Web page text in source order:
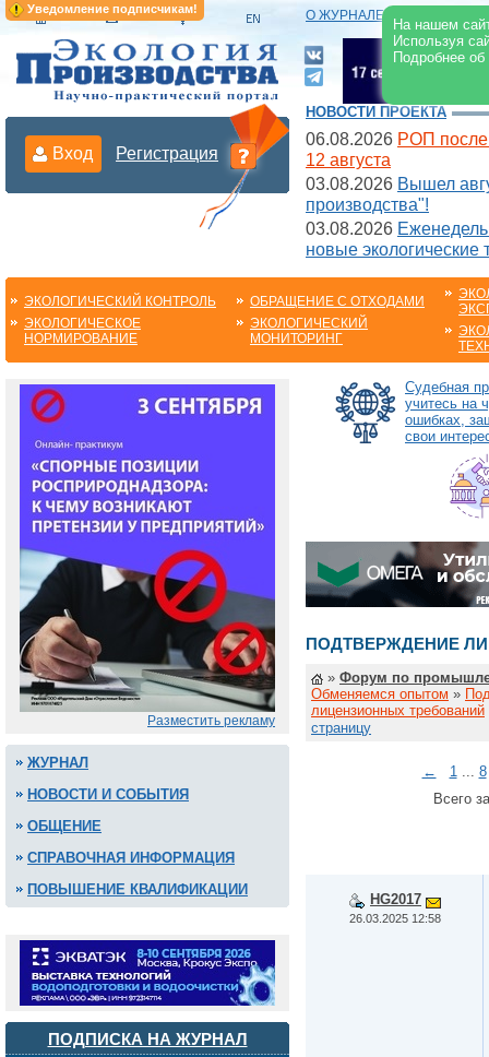
Уведомление подписчикам!
На нашем
Используя
Подробнее
О ЖУРНАЛЕ |
Вход Регистрация
НОВОСТИ ПРОЕКТА
06.08.2026 РОП после
12 августа
03.08.2026 Вышел
производства"!
03.08.2026
новые экологические
ЭКОЛОГИЧЕСКИЙ КОНТРОЛЬ
ЭКОЛОГИЧЕСКОЕ
НОРМИРОВАНИЕ
ОБРАЩЕНИЕ С ОТХОДАМИ
ЭКОЛОГИЧЕСКИЙ
МОНИТОРИНГ
Разместить рекламу
ЖУРНАЛ
НОВОСТИ И СОБЫТИЯ
ОБЩЕНИЕ
СПРАВОЧНАЯ ИНФОРМАЦИЯ
ПОВЫШЕНИЕ КВАЛИФИКАЦИИ
ПОДПИСКА НА ЖУРНАЛ
Судебная
учитесь на
ошибках,
свои
ПОДТВЕРЖДЕНИЕ
» Форум по
Обменяемся опытом »
лицензионных требований
страницу
← 1... 8
Всего
HG2017
26.03.2025 12:58